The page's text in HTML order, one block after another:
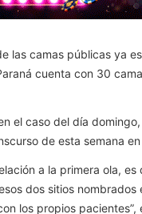
las camas públicas ya
cuenta con 30
el caso del día
de esta semana en
a la primera ola,
dos sitios
los propios pacientes”,